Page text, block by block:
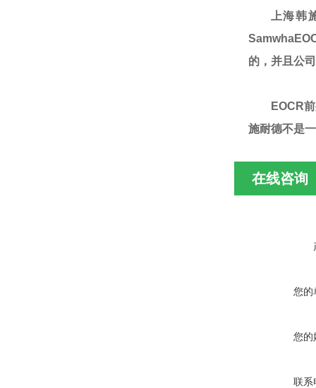
上海
的，并且公
EOCR
施耐德不是
在线咨询
您的
您的
联系